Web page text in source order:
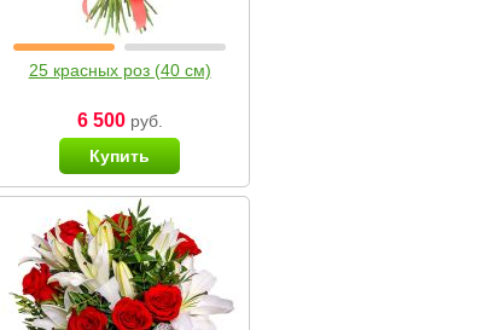
25 красных роз (40 см)
6 500руб.
Купить